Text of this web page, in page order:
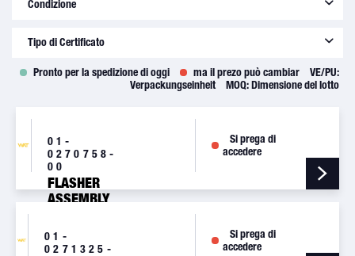
Condizione
new(472)
Tipo di Certificato
8130-3 428)
Pronto per la spedizione di oggi ma il prezo può cambiar
VE/PU:
Verpackungseinheit
MOQ:Dimensione del lotto
01-
0270758-
00
FLASHER
ASSEMBLY
Si prega di
accedere
01-
0271325-
Si prega di
accedere